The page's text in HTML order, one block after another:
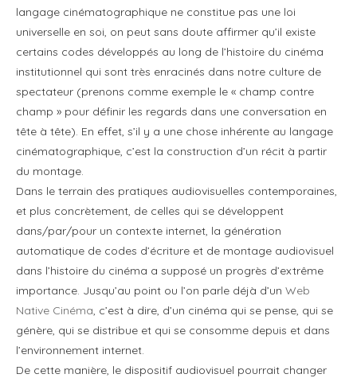
langage cinématographique ne constitue pas une loi
universelle en soi, on peut sans doute affirmer qu’il existe
certains codes développés au long de l’histoire du cinéma
institutionnel qui sont très enracinés dans notre culture de
spectateur (prenons comme exemple le « champ contre
champ » pour définir les regards dans une conversation en
tête à tête). En effet, s’il y a une chose inhérente au langage
cinématographique, c’est la construction d’un récit à partir
du montage.
Dans le terrain des pratiques audiovisuelles contemporaines,
et plus concrètement, de celles qui se développent
dans/par/pour un contexte internet, la génération
automatique de codes d’écriture et de montage audiovisuel
dans l’histoire du cinéma a supposé un progrès d’extrême
importance. Jusqu’au point ou l’on parle déjà d’un Web
Native Cinéma, c’est à dire, d’un cinéma qui se pense, qui se
génère, qui se distribue et qui se consomme depuis et dans
l’environnement internet.
De cette manière, le dispositif audiovisuel pourrait changer